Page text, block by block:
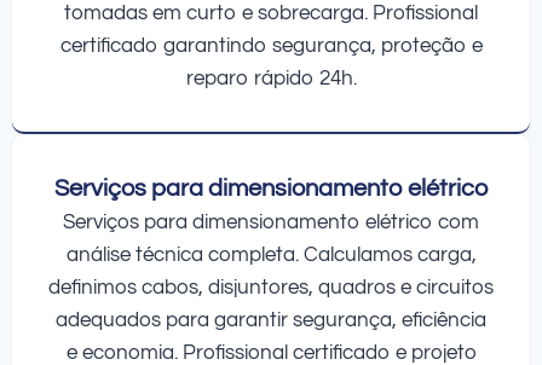
tomadas em curto e sobrecarga. Profissional
certificado garantindo segurança, proteção e
reparo rápido 24h.
Serviços para dimensionamento elétrico
Serviços para dimensionamento elétrico com
análise técnica completa. Calculamos carga,
definimos cabos, disjuntores, quadros e circuitos
adequados para garantir segurança, eficiência
e economia. Profissional certificado e projeto